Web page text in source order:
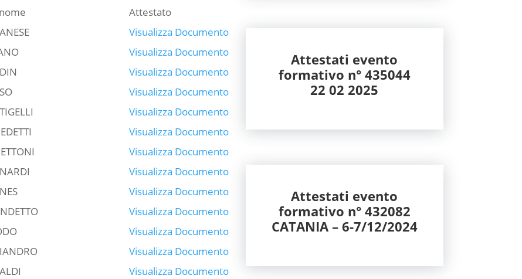
Attestato
Visualizza Documento
Visualizza Documento
Visualizza Documento
Visualizza Documento
Visualizza Documento
Visualizza Documento
Visualizza Documento
Visualizza Documento
Visualizza Documento
Visualizza Documento
Visualizza Documento
Visualizza Documento
Visualizza Documento
Attestati evento
formativo n° 435044
22 02 2025
Attestati evento
formativo n° 432082
CATANIA – 6-7/12/2024